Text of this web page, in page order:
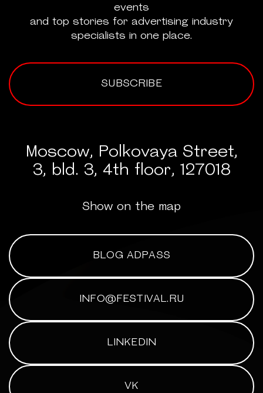
events
and top stories for advertising industry
specialists in one place.
SUBSCRIBE
Moscow, Polkovaya Street,
3, bld. 3, 4th floor, 127018
Show on the map
BLOG ADPASS
INFO@FESTIVAL.RU
LINKEDIN
VK